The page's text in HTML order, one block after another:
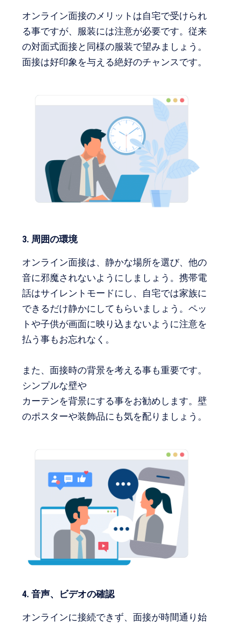
オンライン面接のメリットは自宅で受けられ
る事ですが、服装には注意が必要です。従来
の対面式面接と同様の服装で望みましょう。
面接は好印象を与える絶好のチャンスです。
3. 周囲の環境
オンライン面接は、静かな場所を選び、他の
音に邪魔されないようにしましょう。携帯電
話はサイレントモードにし、自宅では家族に
できるだけ静かにしてもらいましょう。ペッ
トや子供が画面に映り込まないように注意を
払う事もお忘れなく。
また、面接時の背景を考える事も重要です。
シンプルな壁や
カーテンを背景にする事をお勧めします。壁
のポスターや装飾品にも気を配りましょう。
4. 音声、ビデオの確認
オンラインに接続できず、面接が時間通り始